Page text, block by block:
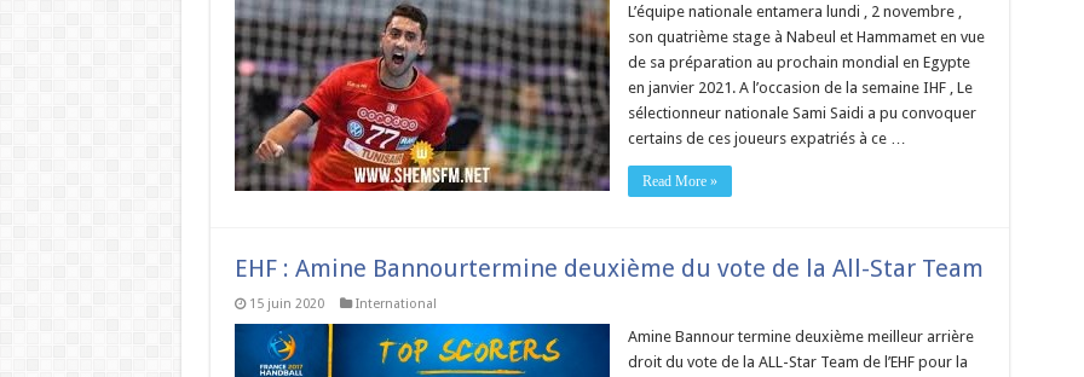
L’équipe nationale entamera lundi , 2 novembre ,
son quatrième stage à Nabeul et Hammamet en vue
de sa préparation au prochain mondial en Egypte
en janvier 2021. A l’occasion de la semaine IHF , Le
sélectionneur nationale Sami Saidi a pu convoquer
certains de ces joueurs expatriés à ce …
Read More »
EHF : Amine Bannourtermine deuxième du vote de la All-Star Team
15 juin 2020 International
Amine Bannour termine deuxième meilleur arrière
droit du vote de la ALL-Star Team de l’EHF pour la